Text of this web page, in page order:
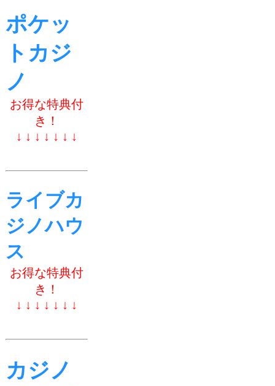
ポケッ
トカジ
ノ
お得な特典付
き！
↓ ↓ ↓ ↓ ↓ ↓ ↓
ライブカ
ジノハウ
ス
お得な特典付
き！
↓ ↓ ↓ ↓ ↓ ↓ ↓
カジノ